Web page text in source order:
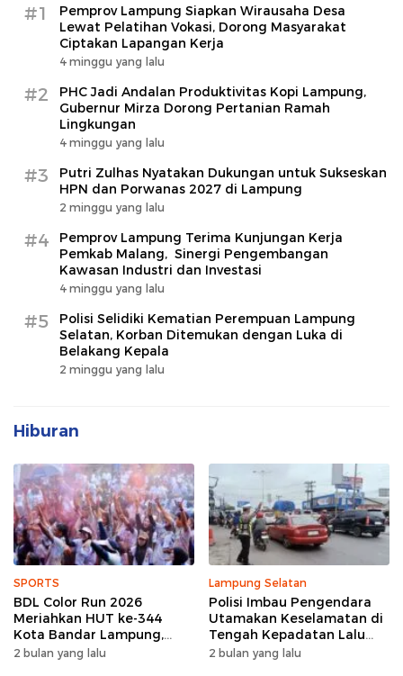
#1
Pemprov Lampung Siapkan Wirausaha Desa
Lewat Pelatihan Vokasi, Dorong Masyarakat
Ciptakan Lapangan Kerja
4 minggu yang lalu
#2
PHC Jadi Andalan Produktivitas Kopi Lampung,
Gubernur Mirza Dorong Pertanian Ramah
Lingkungan
4 minggu yang lalu
#3
Putri Zulhas Nyatakan Dukungan untuk Sukseskan
HPN dan Porwanas 2027 di Lampung
2 minggu yang lalu
#4
Pemprov Lampung Terima Kunjungan Kerja
Pemkab Malang, Sinergi Pengembangan
Kawasan Industri dan Investasi
4 minggu yang lalu
#5
Polisi Selidiki Kematian Perempuan Lampung
Selatan, Korban Ditemukan dengan Luka di
Belakang Kepala
2 minggu yang lalu
Hiburan
SPORTS
BDL Color Run 2026
Meriahkan HUT ke-344
Kota Bandar Lampung,
Wujud Semangat Sehat
2 bulan yang lalu
Lampung Selatan
Polisi Imbau Pengendara
Utamakan Keselamatan di
Tengah Kepadatan Lalu
Lintas Pagi Hari
2 bulan yang lalu